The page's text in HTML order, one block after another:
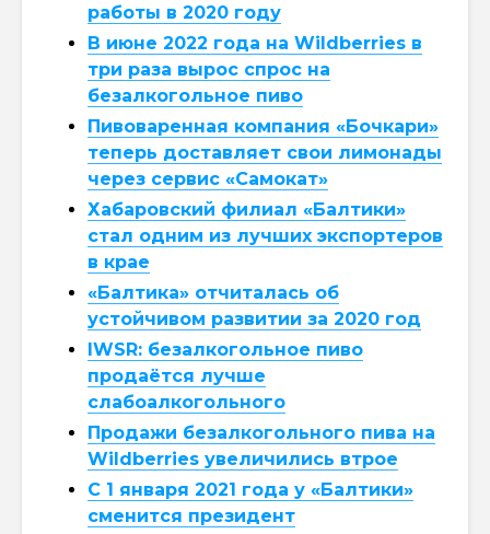
работы в 2020 году
В июне 2022 года на Wildberries в
три раза вырос спрос на
безалкогольное пиво
Пивоваренная компания «Бочкари»
теперь доставляет свои лимонады
через сервис «Самокат»
Хабаровский филиал «Балтики»
стал одним из лучших экспортеров
в крае
«Балтика» отчиталась об
устойчивом развитии за 2020 год
IWSR: безалкогольное пиво
продаётся лучше
слабоалкогольного
Продажи безалкогольного пива на
Wildberries увеличились втрое
С 1 января 2021 года у «Балтики»
сменится президент